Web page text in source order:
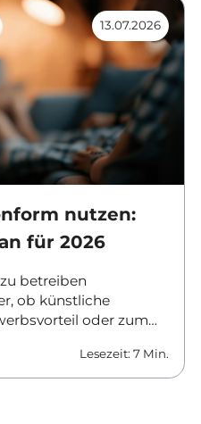
ordnet die
Kriterien für die
13.07.2026
nutzen:
für 2026
betreiben
ob künstliche
oder zum
brauchen klare
sind erlaubt, was
Lesezeit: 7 Min.